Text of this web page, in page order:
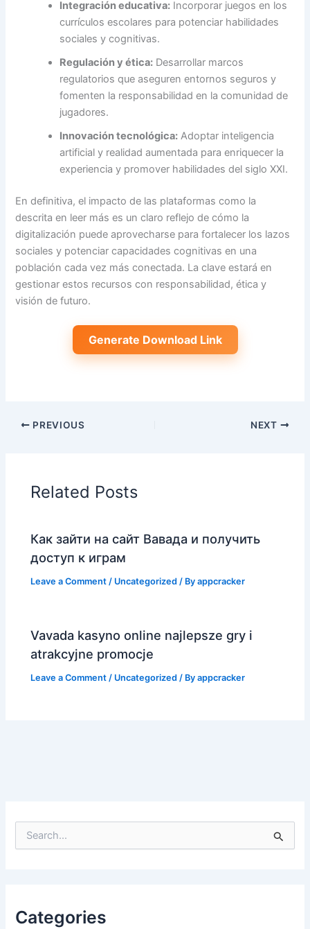
Integración educativa: Incorporar juegos en los
currículos escolares para potenciar habilidades
sociales y cognitivas.
Regulación y ética: Desarrollar marcos
regulatorios que aseguren entornos seguros y
fomenten la responsabilidad en la comunidad de
jugadores.
Innovación tecnológica: Adoptar inteligencia
artificial y realidad aumentada para enriquecer la
experiencia y promover habilidades del siglo XXI.
En definitiva, el impacto de las plataformas como la
descrita en leer más es un claro reflejo de cómo la
digitalización puede aprovecharse para fortalecer los lazos
sociales y potenciar capacidades cognitivas en una
población cada vez más conectada. La clave estará en
gestionar estos recursos con responsabilidad, ética y
visión de futuro.
Generate Download Link
PREVIOUS NEXT
Related Posts
Как зайти на сайт Вавада и получить
доступ к играм
Leave a Comment / Uncategorized / Byappcracker
Vavada kasyno online najlepsze gry i
atrakcyjne promocje
Leave a Comment / Uncategorized / Byappcracker
f
o
Categories